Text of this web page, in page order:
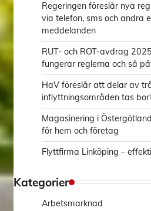
Regeringen föreslår nya
via telefon, sms och andra
meddelanden
RUT- och ROT-avdrag
fungerar reglerna och så
HaV föreslår att delar av
inflyttningsområden tas
Magasinering i
för hem och företag
Flyttfirma Linköping –
Kategorier
Arbetsmarknad